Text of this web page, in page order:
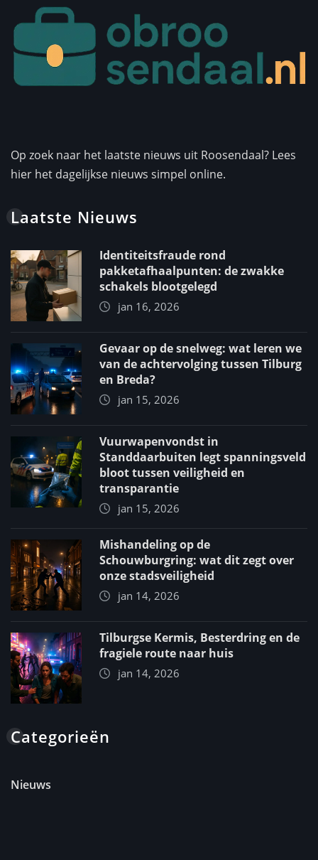
Op zoek naar het laatste nieuws uit Roosendaal? Lees
hier het dagelijkse nieuws simpel online.
Laatste Nieuws
Identiteitsfraude rond
pakketafhaalpunten: de zwakke
schakels blootgelegd
jan 16, 2026
Gevaar op de snelweg: wat leren we
van de achtervolging tussen Tilburg
en Breda?
jan 15, 2026
Vuurwapenvondst in
Standdaarbuiten legt spanningsveld
bloot tussen veiligheid en
transparantie
jan 15, 2026
Mishandeling op de
Schouwburgring: wat dit zegt over
onze stadsveiligheid
jan 14, 2026
Tilburgse Kermis, Besterdring en de
fragiele route naar huis
jan 14, 2026
Categorieën
Nieuws